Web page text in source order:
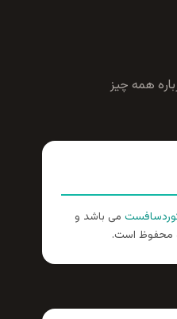
همه چيز
می باشد و
محفوظ است.